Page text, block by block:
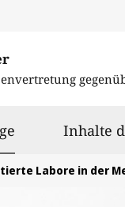
ausgewählt
Inhalte
Labore in der Medizin